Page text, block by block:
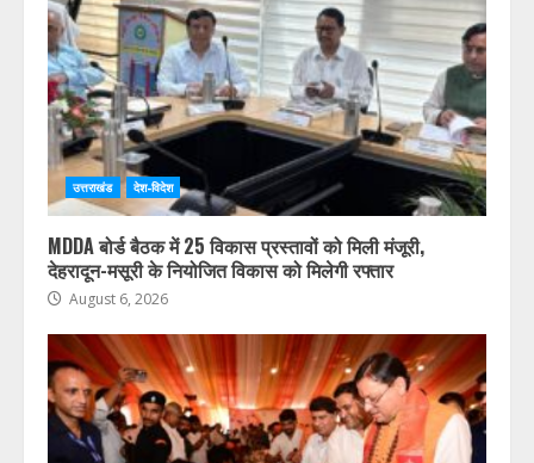
August 6, 2026
उत्तराखंड देश-विदेश
MDDA बोर्ड बैठक में 25 विकास प्रस्तावों को मिली मंजूरी,
देहरादून-मसूरी के नियोजित विकास को मिलेगी रफ्तार